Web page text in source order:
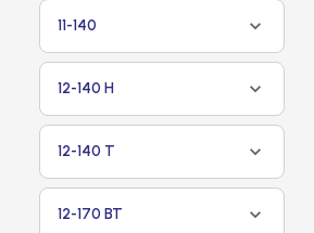
11-140
12-140 H
12-140 T
12-170 BT